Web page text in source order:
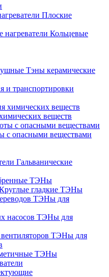
Плоские
Кольцевые
Тэны керамические
и транспортировки
веществ
с опасными веществами
Гальванические
ТЭНы
гладкие ТЭНы
ТЭНы для
ТЭНы для
ТЭНы для
ТЭНы